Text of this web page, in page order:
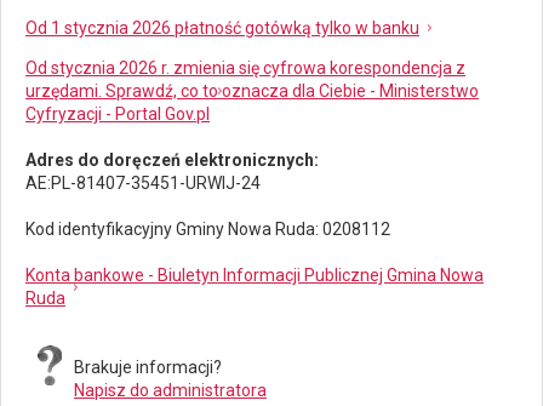
Od 1 stycznia 2026 płatność gotówką tylko w banku
Od stycznia 2026 r. zmienia się cyfrowa korespondencja z
urzędami. Sprawdź, co to oznacza dla Ciebie - Ministerstwo
Cyfryzacji - Portal Gov.pl
Adres do doręczeń elektronicznych:
AE:PL-81407-35451-URWIJ-24
Kod identyfikacyjny Gminy Nowa Ruda: 0208112
Konta bankowe - Biuletyn Informacji Publicznej Gmina Nowa
Ruda
Brakuje informacji?
Napisz do administratora